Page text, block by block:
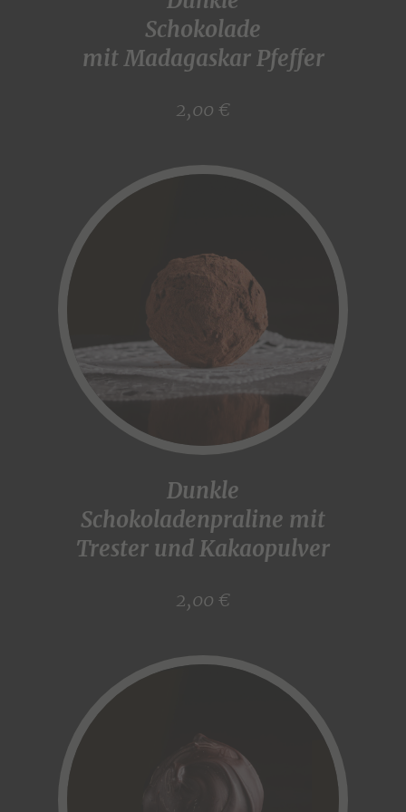
Schokolade
mit Madagaskar Pfeffer
2,00 €
Dunkle
Schokoladenpraline mit
Trester und Kakaopulver
2,00 €